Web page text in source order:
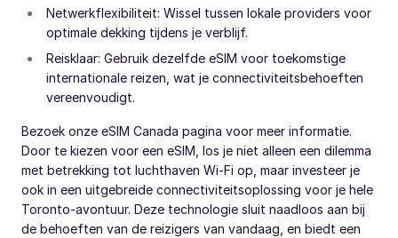
Netwerkflexibiliteit: Wissel tussen lokale providers voor
optimale dekking tijdens je verblijf.
Reisklaar: Gebruik dezelfde eSIM voor toekomstige
internationale reizen, wat je connectiviteitsbehoeften
vereenvoudigt.
Bezoek onze eSIM Canada pagina voor meer informatie.
Door te kiezen voor een eSIM, los je niet alleen een dilemma
met betrekking tot luchthaven Wi-Fi op, maar investeer je
ook in een uitgebreide connectiviteitsoplossing voor je hele
Toronto-avontuur. Deze technologie sluit naadloos aan bij
de behoeften van de reizigers van vandaag, en biedt een